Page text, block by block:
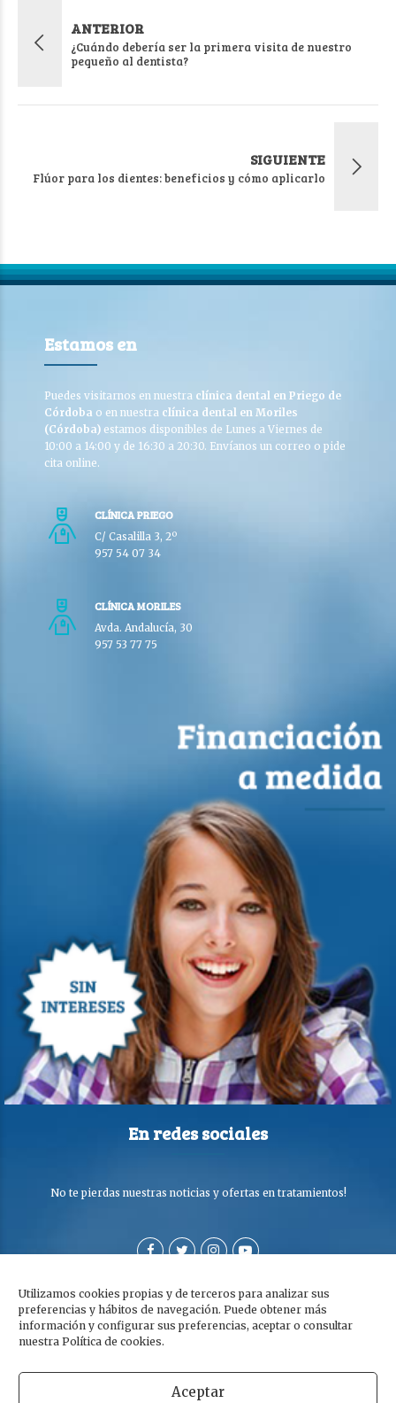
Utilizamos cookies propias y de terceros para analizar sus
preferencias y hábitos de navegación. Puede obtener más
información y configurar sus preferencias, aceptar o consultar
nuestra Política de cookies.
Aceptar
ANTERIOR
¿Cuándo debería ser la primera visita de nuestro
pequeño al dentista?
SIGUIENTE
Flúor para los dientes: beneficios y cómo aplicarlo
Estamos en
Puedes visitarnos en nuestra clínica dental en Priego de
Córdoba o en nuestra clínica dental en Moriles
(Córdoba) estamos disponibles de Lunes a Viernes de
10:00 a 14:00 y de 16:30 a 20:30. Envíanos un correo o pide
cita online.
CLÍNICA PRIEGO
C/ Casalilla 3, 2º
957 54 07 34
CLÍNICA MORILES
Avda. Andalucía, 30
957 53 77 75
En redes sociales
No te pierdas nuestras noticias y ofertas en tratamientos!